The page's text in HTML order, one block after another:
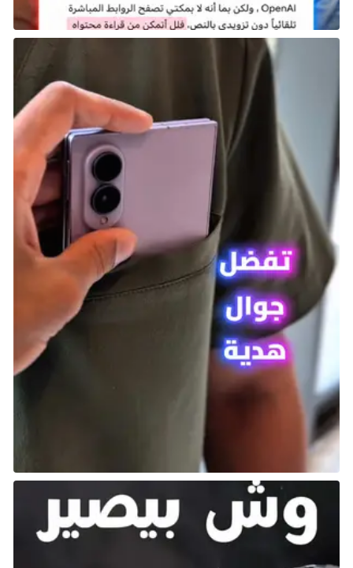
Modes جديدة، لتخطي العقبات في هذه الأراضي المجهولة.
ستتوفر الإضافة مع باقة الترقية التي يمكن أن تُلعب بشكل
فردي أو جماعي محليًّا وتحسين كلي في أداء اللعبة. اقفز
أعظم صائدة جوائز في المجرة، Samus Aran، تعود في
Metroid Prime 4: Beyond. ستصدر اللعبة على كل من
جهازي Nintendo Switch و Nintendo Switch 2، مع إتاحة
نسخة Nintendo Switch 2 للتصويب بمدفع اليد الخاص
بـSamus بدقة أكثر وأداء محسن ورسومات محسنة. اختبر بين
وضع الجودة أو وضع الأداء، كل منهم يدعم HDR، حسب
رغبتك. اكتشف العالم الغامر بدقة 4K مع 60FPS أو تجربة
أكثر سلاسة بدقة 1080p مع 120FPS عندما تصدر اللعبة عام
2025.
فيPokémon Legends: Z-A – Nintendo Switch 2 Edition